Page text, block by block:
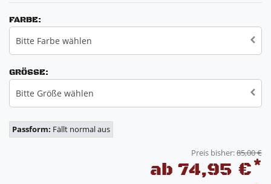
FARBE:
Bitte Farbe wählen
GRÖSSE:
Bitte Größe wählen
Passform: Fällt normal aus
Preis bisher:85,00 €
ab 74,95 €*